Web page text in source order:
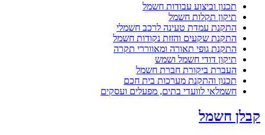
תכנון וביצוע עבודות חשמל
תיקון תקלות חשמל
התקנת עמדת טעינה לרכב חשמלי
התקנת שקעים והזזת נקודות חשמל
התקנת גופי תאורה ומאווררי תקרה
תיקון דודי חשמל ושמש
העברת ביקורת חברת חשמל
תכנון והתקנת מערכות בית חכם
חשמלאי לוועדי בתים, מפעלים ועסקים
קבלן חשמל